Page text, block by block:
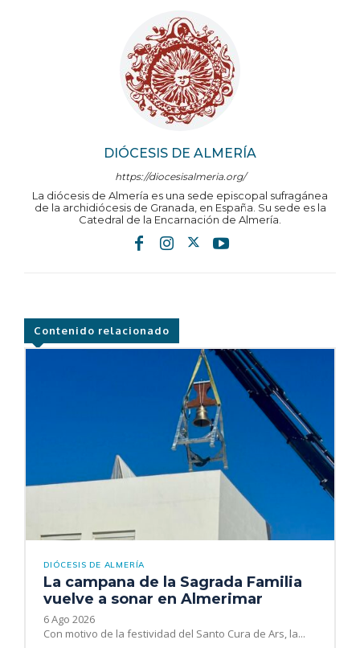
DIÓCESIS DE ALMERÍA
https://diocesisalmeria.org/
La diócesis de Almería es una sede episcopal sufragánea
de la archidiócesis de Granada, en España. Su sede es la
Catedral de la Encarnación de Almería.
Contenido relacionado
DIÓCESIS DE ALMERÍA
La campana de la Sagrada Familia
vuelve a sonar en Almerimar
6 Ago 2026
Con motivo de la festividad del Santo Cura de Ars, la...